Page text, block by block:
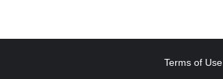
Terms of Use